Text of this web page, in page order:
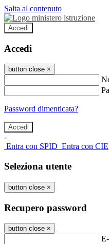
Salta al contenuto
Accedi
Accedi
button close ×
Password dimenticata?
-
Entra con SPID Entra con CIE
Seleziona utente
button close ×
Recupero password
button close ×